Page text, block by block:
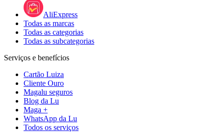
AliExpress
Todas as marcas
Todas as categorias
Todas as subcategorias
Serviços e benefícios
Cartão Luiza
Cliente Ouro
Magalu seguros
Blog da Lu
Maga +
WhatsApp da Lu
Todos os serviços